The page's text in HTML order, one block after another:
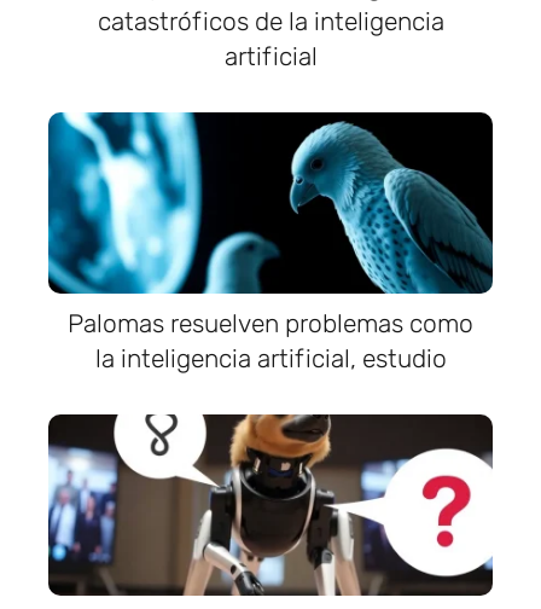
catastróficos de la inteligencia
artificial
Palomas resuelven problemas como
la inteligencia artificial, estudio